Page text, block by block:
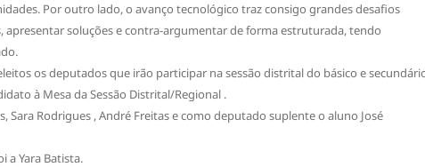
Por outro lado, o avanço tecnológico traz consigo grandes desafios
soluções e contra-argumentar de forma estruturada, tendo
os deputados que irão participar na sessão distrital do básico e
à Mesa da Sessão Distrital/Regional .
Rodrigues , André Freitas e como deputado suplente o aluno José
a Yara Batista.